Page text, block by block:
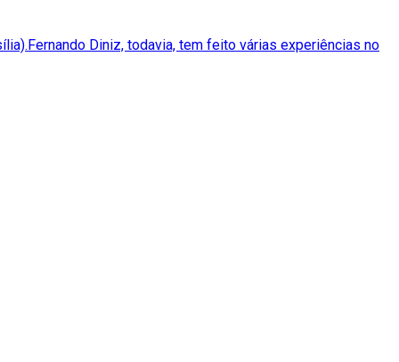
Diniz, todavia, tem feito várias experiências no